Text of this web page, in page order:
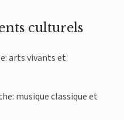
culturels
arts vivants et
musique classique et